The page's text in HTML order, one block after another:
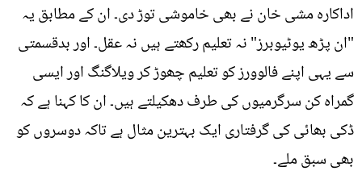
اداکارہ مشی خان نے بھی خاموشی توڑ دی۔ ان کے مطابق یہ
"ان پڑھ یوٹیوبرز" نہ تعلیم رکھتے ہیں نہ عقل۔ اور بدقسمتی
سے یہی اپنے فالوورز کو تعلیم چھوڑ کر ویلاگنگ اور ایسی
گمراہ کن سرگرمیوں کی طرف دھکیلتے ہیں۔ ان کا کہنا ہے کہ
ڈکی بھائی کی گرفتاری ایک بہترین مثال ہے تاکہ دوسروں کو
بھی سبق ملے۔